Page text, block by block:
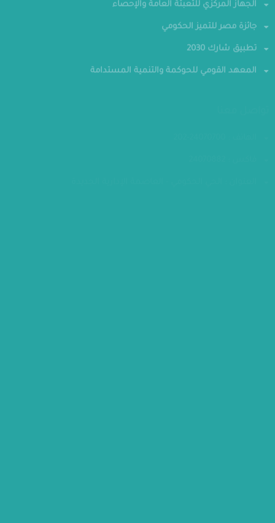
الجهاز المركزي للتعبئة العامة والإحصاء
جائزة مصر للتميز الحكومي
المعهد القومي للحوكمة والتنمية المستدامة